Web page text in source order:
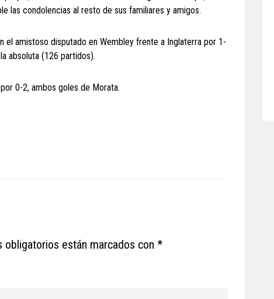
las condolencias al resto de sus familiares y amigos.
el amistoso disputado en Wembley frente a Inglaterra por 1-
absoluta (126 partidos).
0-2, ambos goles de Morata.
obligatorios están marcados con *